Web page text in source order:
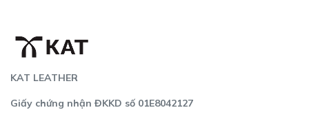
KAT LEATHER
Giấy chứng nhận ĐKKD số 01E8042127